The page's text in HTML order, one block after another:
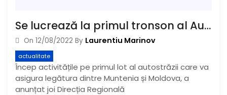
Se lucrează la primul tronson al Autostrăzii Buzău-Ploiești
On 12/08/2022 By Laurentiu Marinov
actualitate
Încep activitățile pe primul lot al autostrăzii care va
asigura legătura dintre Muntenia și Moldova, a
anunțat joi Direcția Regională